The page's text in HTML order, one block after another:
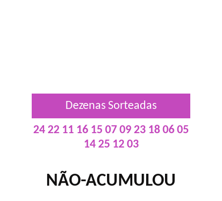
Dezenas Sorteadas
24 22 11 16 15 07 09 23 18 06 05
14 25 12 03
NÃO-ACUMULOU